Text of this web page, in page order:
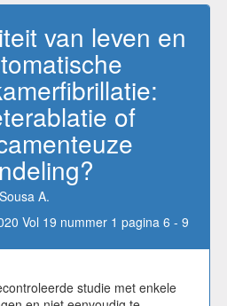
van leven en
of
A.
Vol 19 nummer 1 pagina 6 - 9
studie met enkele